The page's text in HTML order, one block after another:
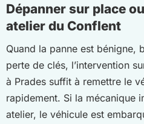
Dépanner sur place
atelier du Conflent
Quand la panne est bénigne,
perte de clés, l’intervention
à Prades suffit à remettre le
rapidement. Si la mécanique
atelier, le véhicule est